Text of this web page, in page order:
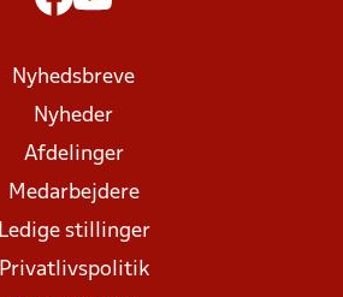
Nyhedsbreve
Nyheder
Afdelinger
Medarbejdere
Ledige stillinger
Privatlivspolitik